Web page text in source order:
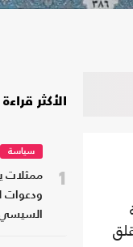
الأكثر
1
سياسة
ممثلات
ودعوات